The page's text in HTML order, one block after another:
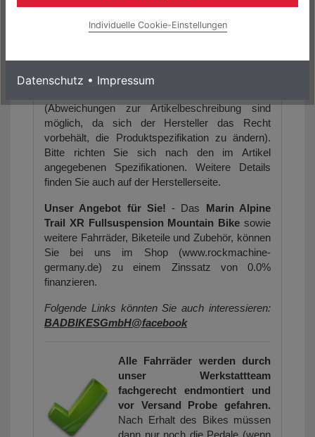
Brushed Alloy
(Abweichungen zur Artikelbeschreibung sind
möglich, da sich der Hersteller das Recht
vorbehält, die Produktspezifikation zu ändern).
Bitte richten Sie sich nach den im Artikel
angegebenen Spezifikationen. Weitere Details
finden Sie auch auf der Herstellerseite.
Unser Angebot für Sie! - Das Marin Alpine
Trail XR Fullsuspension Mountain Bike sowie
weitere Fahrräder, Biketeile und Zubehör, können
Sie bei uns im Shop (www.rockmachine-
germany.de) zu einem Zinssatz von 0.0%
finanzieren.
Folgende Links könnten Sie auch interessieren:
BADBIKESGmbH@facebook
Alle Fahrräder werden durch
unser Werkstattteam
fachgerecht endmontiert und
vor Versand Probe gefahren.
Nach Erhalt des Bikes müssen
Individuelle Cookie-Einstellungen
Datenschutz • Impressum